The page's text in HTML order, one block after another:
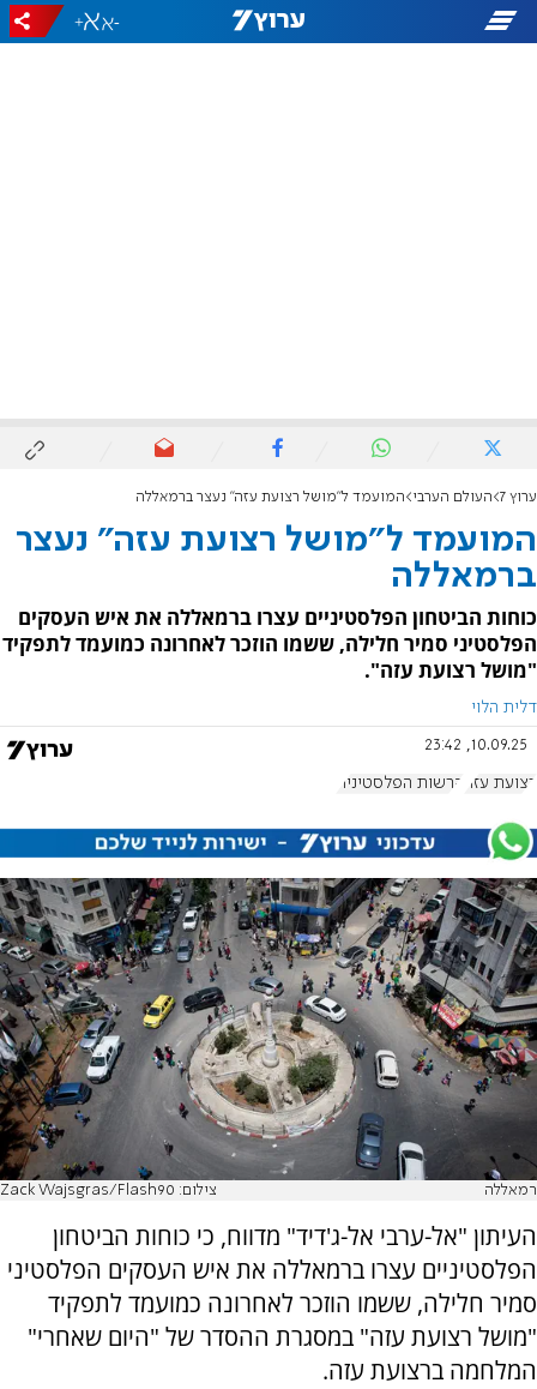
-
+
ערוץ 7 העולם הערבי המועמד ל"מושל רצועת עזה" נעצר ברמאללה
המועמד ל"מושל רצועת עזה" נעצר
ברמאללה
כוחות הביטחון הפלסטיניים עצרו ברמאללה את איש העסקים
הפלסטיני סמיר חלילה, ששמו הוזכר לאחרונה כמועמד לתפקיד
"מושל רצועת עזה".
דלית הלוי
10.09.25, 23:42
רצועת עזה הרשות הפלסטינית
רמאללה צילום: Zack Wajsgras/Flash90
העיתון "אל-ערבי אל-ג'דיד" מדווח, כי כוחות הביטחון
הפלסטיניים עצרו ברמאללה את איש העסקים הפלסטיני
סמיר חלילה, ששמו הוזכר לאחרונה כמועמד לתפקיד
"מושל רצועת עזה" במסגרת ההסדר של "היום שאחרי"
המלחמה ברצועת עזה.